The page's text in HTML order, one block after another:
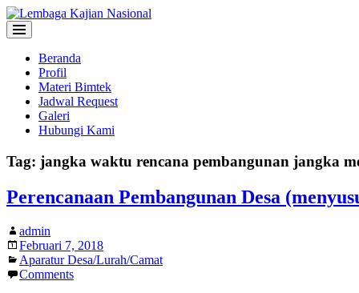
Beranda
Profil
Materi Bimtek
Jadwal Request
Galeri
Hubungi Kami
Tag: jangka waktu rencana pembangunan jangka
Perencanaan Pembangunan Desa
admin
Februari 7, 2018
Aparatur Desa/Lurah/Camat
Comments